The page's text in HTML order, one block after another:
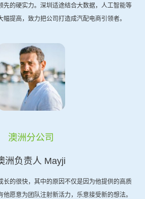
先的硬实力。深圳适途结合大数据，人工智能等
提高，致力把公司打造成汽配电商引领者。
澳洲分公司
洲负责人 Mayji
长的很快，其中的原因不仅是因为他提供的高质
愿意为团队注射新活力，乐意接受新的想法。